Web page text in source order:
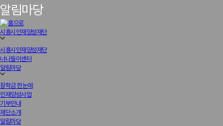
알림마당
시흥시인재양성재단
시흥시인재양성재단
너나들이센터
알림마당
장학금 한눈에
인재양성사업
기부안내
재단소개
알림마당